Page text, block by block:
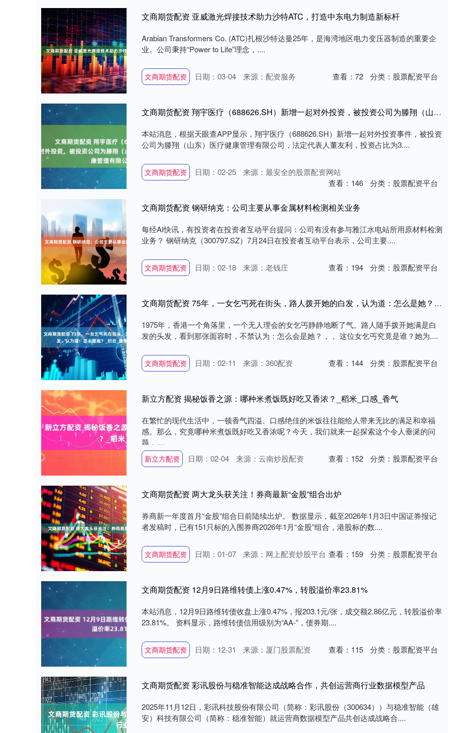
文商期货配资 亚威激光焊接技术助力沙特ATC，打造中东电力制造新标杆
Arabian Transformers Co. (ATC)扎根沙特达曼25年，是海湾地区电力变压器制造的重要企
业。公司秉持“Power to Life”理念，....
文商期货配资 日期：03-04 来源：配资服务 查看： 72 分类： 股票配资平台
文商期货配资 翔宇医疗（688626.SH）新增一起对外投资，被投资公司为滕翔（山东）医疗健康管理有限公司
本站消息，根据天眼查APP显示，翔宇医疗（688626.SH）新增一起对外投资事件，被投资
公司为滕翔（山东）医疗健康管理有限公司，法定代表人董友利，投资占比为3....
文商期货配资 日期：02-25
来源：最安全的股票配资网站
查看： 146 分类： 股票配资平台
文商期货配资 钢研纳克：公司主要从事金属材料检测相关业务
每经AI快讯，有投资者在投资者互动平台提问：公司有没有参与雅江水电站所用原材料检测
业务？ 钢研纳克（300797.SZ）7月24日在投资者互动平台表示，公司主要....
文商期货配资 日期：02-18 来源：老钱庄 查看： 194 分类： 股票配资平台
文商期货配资 75年，一女乞丐死在街头，路人拨开她的白发，认为道：怎么是她？_织云_唐季珊_顾肯
1975年，香港一个角落里，一个无人理会的女乞丐静静地断了气。路人随手拨开她满是白
发的头发，看到那张面容时，不禁认为：怎么会是她？，， 这位女乞丐究竟是谁？她为....
文商期货配资 日期：02-11 来源：360配资 查看： 144 分类： 股票配资平台
新立方配资 揭秘饭香之源：哪种米煮饭既好吃又香浓？_稻米_口感_香气
在繁忙的现代生活中，一顿香气四溢、口感绝佳的米饭往往能给人带来无比的满足和幸福
感。那么，究竟哪种米煮饭既好吃又香浓呢？今天，我们就来一起探索这个令人垂涎的问
题，....
新立方配资 日期：02-04 来源：云南炒股配资 查看： 152 分类： 股票配资平台
文商期货配资 两大龙头获关注！券商最新“金股”组合出炉
券商新一年度首月“金股”组合日前陆续出炉。 数据显示，截至2026年1月3日中国证券报记
者发稿时，已有151只标的入围券商2026年1月“金股”组合，港股标的数....
文商期货配资 日期：01-07 来源：网上配资炒股平台 查看： 159 分类： 股票配资平台
文商期货配资 12月9日路维转债上涨0.47%，转股溢价率23.81%
本站消息，12月9日路维转债收盘上涨0.47%，报203.1元/张，成交额2.86亿元，转股溢价率
23.81%。 资料显示，路维转债信用级别为“AA-”，债券期....
文商期货配资 日期：12-31 来源：厦门股票配资 查看： 115 分类： 股票配资平台
文商期货配资 彩讯股份与稳准智能达成战略合作，共创运营商行业数据模型产品
2025年11月12日，彩讯科技股份有限公司（简称：彩讯股份（300634））与稳准智能（雄
安）科技有限公司（简称：稳准智能）就运营商数据模型产品共创达成战略合....